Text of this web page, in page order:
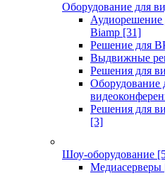
Оборудование для
Аудиорешение
Biamp [31]
Решение для
Выдвижные
Решения для
Оборудование
Решения для
[3]
Шоу-оборудование
Медиасерверы